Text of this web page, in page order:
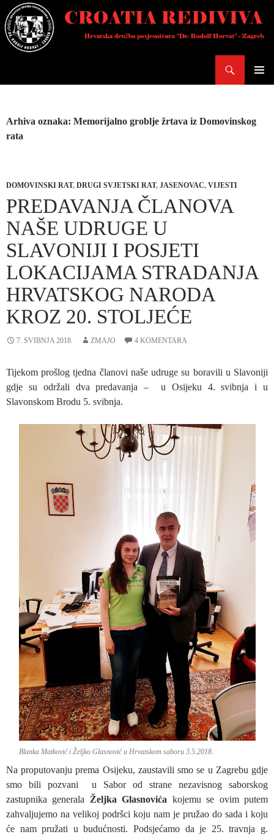
Skoči
do
sadržaja
Arhiva oznaka: Memorijalno groblje žrtava iz Domovinskog
rata
DOMOVINSKI RAT, DRUGI SVJETSKI RAT, JASENOVAC, VIJESTI
PREDAVANJA ČLANOVA
NAŠE UDRUGE U
SLAVONIJI I POSJETI
LOKACIJAMA STRADANJA
HRVATSKOG NARODA
KROZ 20. STOLJEĆE
7. SVIBNJA 2018. ZMAJO 4 KOMENTARA
Tijekom prošlog tjedna članovi naše udruge su boravili u Slavoniji
gdje su održali dva predavanja – u Osijeku 4. svibnja i u
Slavonskom Brodu 5. svibnja.
Blanka Matković i Željko Glasnović u Hrvatskom saboru 3.5.2018.
Na proputovanju prema Osijeku, zaustavili smo se u Zagrebu gdje
smo bili pozvani u Sabor od strane nezavisnog saborskog
zastupnika generala Željka Glasnovića kojemu se ovim putem
zahvaljujemo na velikoj podršci koju nam je pružao do sada i koju
će nam pružati u budućnosti. Podsjećamo da je 25. travnja g.